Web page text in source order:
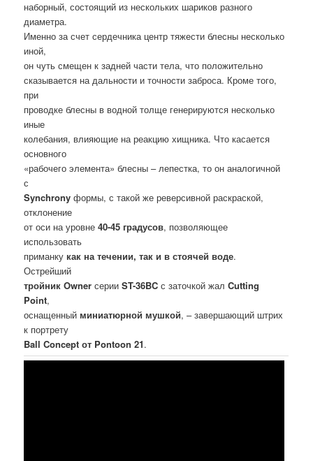
наборный, состоящий из нескольких шариков разного
диаметра.
Именно за счет сердечника центр тяжести блесны несколько
иной,
он чуть смещен к задней части тела, что положительно
сказывается на дальности и точности заброса. Кроме того,
при
проводке блесны в водной толще генерируются несколько
иные
колебания, влияющие на реакцию хищника. Что касается
основного
«рабочего элемента» блесны – лепестка, то он аналогичной
с
Synchrony формы, с такой же реверсивной раскраской,
отклонение
от оси на уровне40-45 градусов, позволяющее
использовать
приманку как на течении, так и в стоячей воде.
Острейший
тройник Owner серииST-36BC с заточкой жалCutting
Point,
оснащенный миниатюрной мушкой, – завершающий штрих
к портрету
Ball Concept от Pontoon 21.